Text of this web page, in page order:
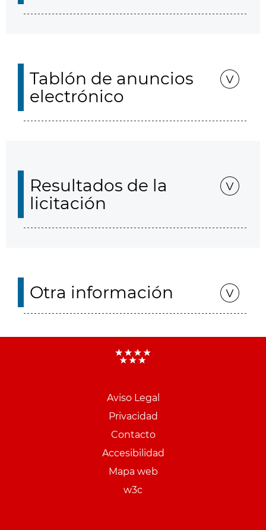
Tablón de anuncios
electrónico
Resultados de la
licitación
Otra información
Aviso Legal
Privacidad
Contacto
Accesibilidad
Mapa web
w3c